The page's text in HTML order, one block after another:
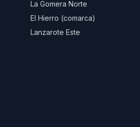
La Gomera Norte
El Hierro (comarca)
Lanzarote Este